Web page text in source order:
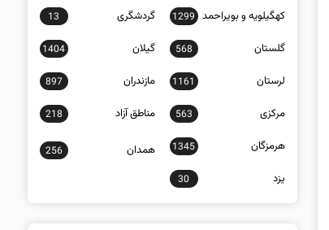
کهگیلویه و بویراحمد 1299 گردشگری 13
گلستان 568 گیلان 1404
لرستان 1161 مازندران 897
مرکزی 563 مناطق آزاد 218
هرمزگان 1345 همدان 256
یزد 30